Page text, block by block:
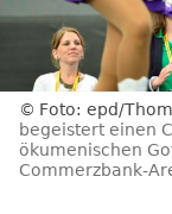
Foto: epd/
begeistert einen
ökumenischen
Commerzbank-